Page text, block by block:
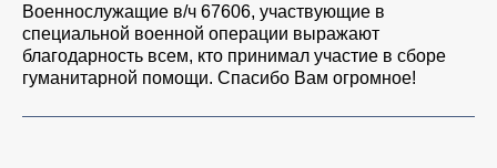
Военнослужащие в/ч 67606, участвующие в
специальной военной операции выражают
благодарность всем, кто принимал участие в сборе
гуманитарной помощи. Спасибо Вам огромное!